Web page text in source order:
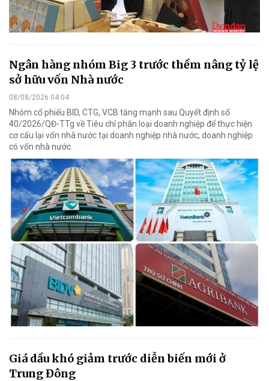
Ngân hàng nhóm Big 3 trước thềm nâng tỷ lệ
sở hữu vốn Nhà nước
08/08/2026 04:04
Nhóm cổ phiếu BID, CTG, VCB tăng mạnh sau Quyết định số
40/2026/QĐ-TTg về Tiêu chí phân loại doanh nghiệp để thực hiện
cơ cấu lại vốn nhà nước tại doanh nghiệp nhà nước, doanh nghiệp
có vốn nhà nước.
Giá dầu khó giảm trước diễn biến mới ở
Trung Đông